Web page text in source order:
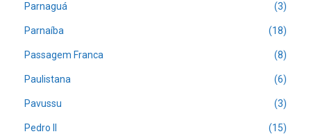
Parnaguá (3)
Parnaíba (18)
Passagem Franca (8)
Paulistana (6)
Pavussu (3)
Pedro II (15)